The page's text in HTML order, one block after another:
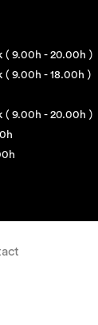
( 9.00h - 20.00h )
( 9.00h - 18.00h )
( 9.00h - 20.00h )